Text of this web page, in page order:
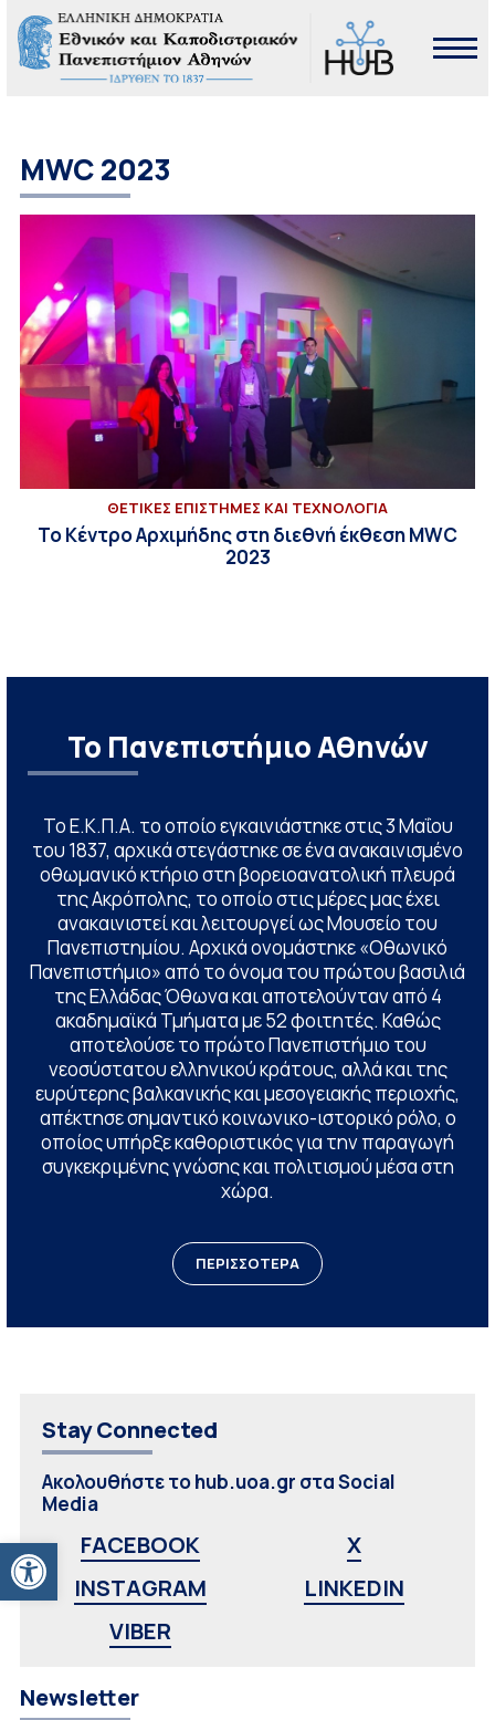
Ανοίξτε τη γραμμή εργαλείων
MWC 2023
ΘΕΤΙΚΕΣ ΕΠΙΣΤΗΜΕΣ ΚΑΙ ΤΕΧΝΟΛΟΓΙΑ
Το Κέντρο Αρχιμήδης στη διεθνή έκθεση MWC
2023
Το Πανεπιστήμιο Αθηνών
Το Ε.Κ.Π.Α. το οποίο εγκαινιάστηκε στις 3 Μαΐου
του 1837, αρχικά στεγάστηκε σε ένα ανακαινισμένο
οθωμανικό κτήριο στη βορειοανατολική πλευρά
της Ακρόπολης, το οποίο στις μέρες μας έχει
ανακαινιστεί και λειτουργεί ως Μουσείο του
Πανεπιστημίου. Αρχικά ονομάστηκε «Οθωνικό
Πανεπιστήμιο» από το όνομα του πρώτου βασιλιά
της Ελλάδας Όθωνα και αποτελούνταν από 4
ακαδημαϊκά Τμήματα με 52 φοιτητές. Καθώς
αποτελούσε το πρώτο Πανεπιστήμιο του
νεοσύστατου ελληνικού κράτους, αλλά και της
ευρύτερης βαλκανικής και μεσογειακής περιοχής,
απέκτησε σημαντικό κοινωνικο-ιστορικό ρόλο, ο
οποίος υπήρξε καθοριστικός για την παραγωγή
συγκεκριμένης γνώσης και πολιτισμού μέσα στη
χώρα.
ΠΕΡΙΣΣΟΤΕΡΑ
Stay Connected
Ακολουθήστε το hub.uoa.gr στα Social
Media
FACEBOOK
X
INSTAGRAM
LINKEDIN
VIBER
Newsletter